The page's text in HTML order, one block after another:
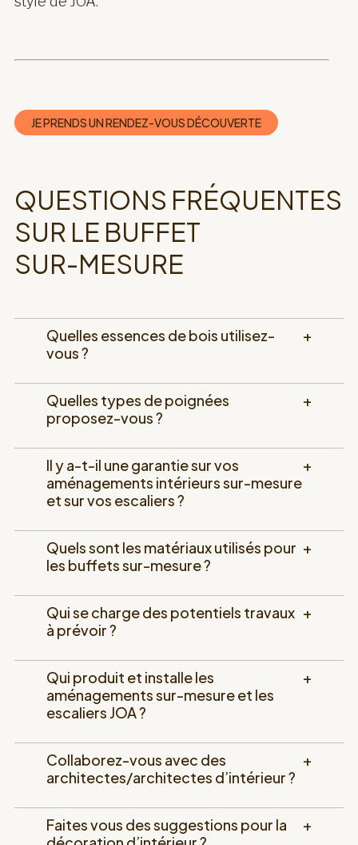
JE PRENDS UN RENDEZ-VOUS DÉCOUVERTE
02.
RENDEZ-VOUS À DOMICILE
Un designer créatif vient s'inspirer de vos
lieux et comprendre vos besoins et habitudes.
Ce rendez-vous est sans engagement : ce n'est
poursuivre avec l'étude ou non.
JE PRENDS UN RENDEZ-VOUS DÉCOUVERTE
ÉTUDE D'AMÉNAGEMENT
Etude d'aménagement de votre projet par nos
plusieurs propositions d'aménagement sous
forme de 3D. Votre avis nous guide vers
QUESTIONS FRÉQUENTES
SUR LE BUFFET
SUR-MESURE
Quelles essences de bois utilisez-
vous ?
+
Quelles types de poignées
proposez-vous ?
+
Il y a-t-il une garantie sur vos
aménagements intérieurs sur-mesure
et sur vos escaliers ?
+
Quels sont les matériaux utilisés pour
les buffets sur-mesure ?
+
Qui se charge des potentiels travaux
à prévoir ?
+
Qui produit et installe les
aménagements sur-mesure et les
escaliers JOA ?
+
Collaborez-vous avec des
architectes/architectes d’intérieur ?
+
Faites vous des suggestions pour la
+